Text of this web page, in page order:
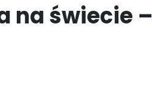
na świecie –